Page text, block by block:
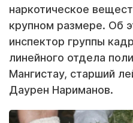
наркотическое
крупном размере. Об
инспектор группы
линейного отдела
Мангистау, старший
Даурен Нариманов.